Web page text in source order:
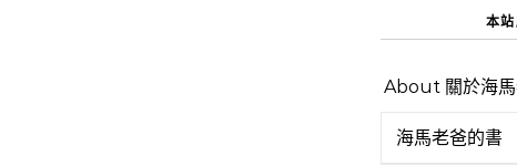
本
About 關於海
海馬老爸的書